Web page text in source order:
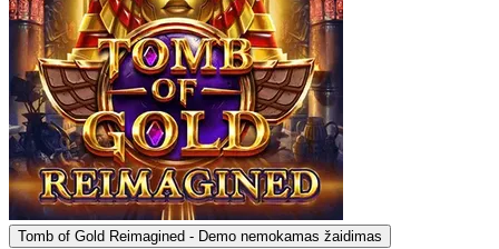
Tomb of Gold Reimagined - Demo nemokamas žaidimas